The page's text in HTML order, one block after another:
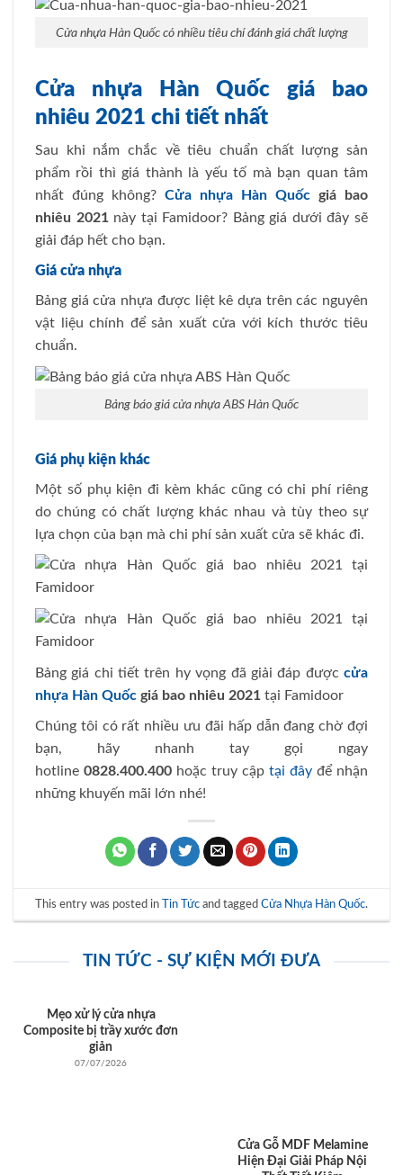
Cửa nhựa Hàn Quốc có nhiều tiêu chí đánh giá chất lượng
Cửa nhựa Hàn Quốc giá bao
nhiêu 2021 chi tiết nhất
Sau khi nắm chắc về tiêu chuẩn chất lượng sản
phẩm rồi thì giá thành là yếu tố mà bạn quan tâm
nhất đúng không? Cửa nhựa Hàn Quốc giá bao
nhiêu 2021 này tại Famidoor? Bảng giá dưới đây sẽ
giải đáp hết cho bạn.
Giá cửa nhựa
Bảng giá cửa nhựa được liệt kê dựa trên các nguyên
vật liệu chính để sản xuất cửa với kích thước tiêu
chuẩn.
Bảng báo giá cửa nhựa ABS Hàn Quốc
Giá phụ kiện khác
Một số phụ kiện đi kèm khác cũng có chi phí riêng
do chúng có chất lượng khác nhau và tùy theo sự
lựa chọn của bạn mà chi phí sản xuất cửa sẽ khác đi.
Bảng giá chi tiết trên hy vọng đã giải đáp được cửa
nhựa Hàn Quốc giá bao nhiêu 2021 tại Famidoor
Chúng tôi có rất nhiều ưu đãi hấp dẫn đang chờ đợi
bạn, hãy nhanh tay gọi ngay
hotline 0828.400.400 hoặc truy cập tại đây để nhận
những khuyến mãi lớn nhé!
This entry was posted in Tin Tức and tagged Cửa Nhựa Hàn Quốc.
TIN TỨC - SỰ KIỆN MỚI ĐƯA
Mẹo xử lý cửa nhựa
Composite bị trầy xước đơn
giản
07/07/2026
Cửa Gỗ MDF Melamine
Hiện Đại Giải Pháp Nội